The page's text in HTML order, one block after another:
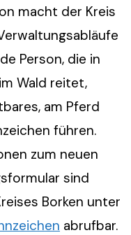
macht der Kreis
Person, die in
Wald reitet,
am Pferd
führen.
zum neuen
sind
Borken unter
abrufbar.